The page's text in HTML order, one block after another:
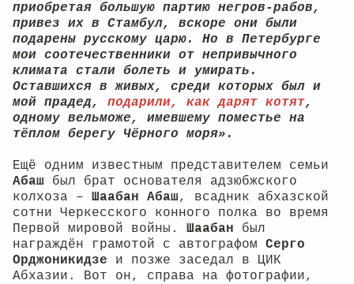
приобретая большую партию негров-рабов,
привез их в Стамбул, вскоре они были
подарены русскому царю. Но в Петербурге
мои соотечественники от непривычного
климата стали болеть и умирать.
Оставшихся в живых, среди которых был и
мой прадед, подарили, как дарят котят,
одному вельможе, имевшему поместье на
тёплом берегу Чёрного моря».
Ещё одним известным представителем семьи
Абаш был брат основателя адзюбжского
колхоза – Шаабан Абаш, всадник абхазской
сотни Черкесского конного полка во время
Первой мировой войны. Шаабан был
награждён грамотой с автографом Серго
Орджоникидзе и позже заседал в ЦИК
Абхазии. Вот он, справа на фотографии,